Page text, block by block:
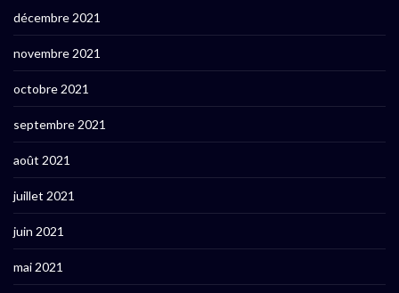
décembre 2021
novembre 2021
octobre 2021
septembre 2021
août 2021
juillet 2021
juin 2021
mai 2021